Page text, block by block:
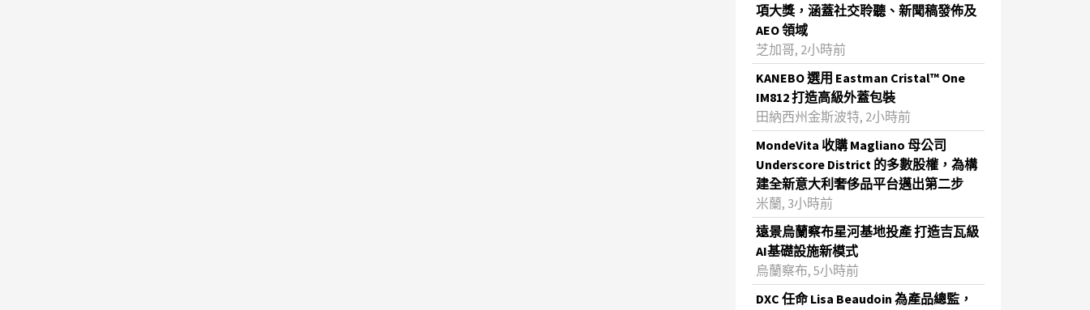
項大獎，涵蓋社交聆聽、新聞稿發佈及
AEO 領域
芝加哥, 2小時前
KANEBO 選用 Eastman Cristal™ One
IM812 打造高級外蓋包裝
田納西州金斯波特, 2小時前
MondeVita 收購 Magliano 母公司
Underscore District 的多數股權，為構
建全新意大利奢侈品平台邁出第二步
米蘭, 3小時前
遠景烏蘭察布星河基地投產 打造吉瓦級
AI基礎設施新模式
烏蘭察布, 5小時前
DXC 任命 Lisa Beaudoin 為產品總監，